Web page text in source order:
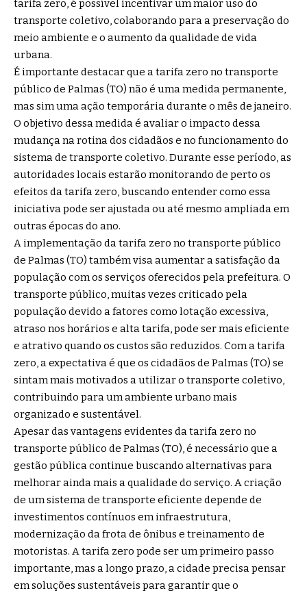
tarifa zero, é possível incentivar um maior uso do
transporte coletivo, colaborando para a preservação do
meio ambiente e o aumento da qualidade de vida
urbana.
É importante destacar que a tarifa zero no transporte
público de Palmas (TO) não é uma medida permanente,
mas sim uma ação temporária durante o mês de janeiro.
O objetivo dessa medida é avaliar o impacto dessa
mudança na rotina dos cidadãos e no funcionamento do
sistema de transporte coletivo. Durante esse período, as
autoridades locais estarão monitorando de perto os
efeitos da tarifa zero, buscando entender como essa
iniciativa pode ser ajustada ou até mesmo ampliada em
outras épocas do ano.
A implementação da tarifa zero no transporte público
de Palmas (TO) também visa aumentar a satisfação da
população com os serviços oferecidos pela prefeitura. O
transporte público, muitas vezes criticado pela
população devido a fatores como lotação excessiva,
atraso nos horários e alta tarifa, pode ser mais eficiente
e atrativo quando os custos são reduzidos. Com a tarifa
zero, a expectativa é que os cidadãos de Palmas (TO) se
sintam mais motivados a utilizar o transporte coletivo,
contribuindo para um ambiente urbano mais
organizado e sustentável.
Apesar das vantagens evidentes da tarifa zero no
transporte público de Palmas (TO), é necessário que a
gestão pública continue buscando alternativas para
melhorar ainda mais a qualidade do serviço. A criação
de um sistema de transporte eficiente depende de
investimentos contínuos em infraestrutura,
modernização da frota de ônibus e treinamento de
motoristas. A tarifa zero pode ser um primeiro passo
importante, mas a longo prazo, a cidade precisa pensar
em soluções sustentáveis para garantir que o